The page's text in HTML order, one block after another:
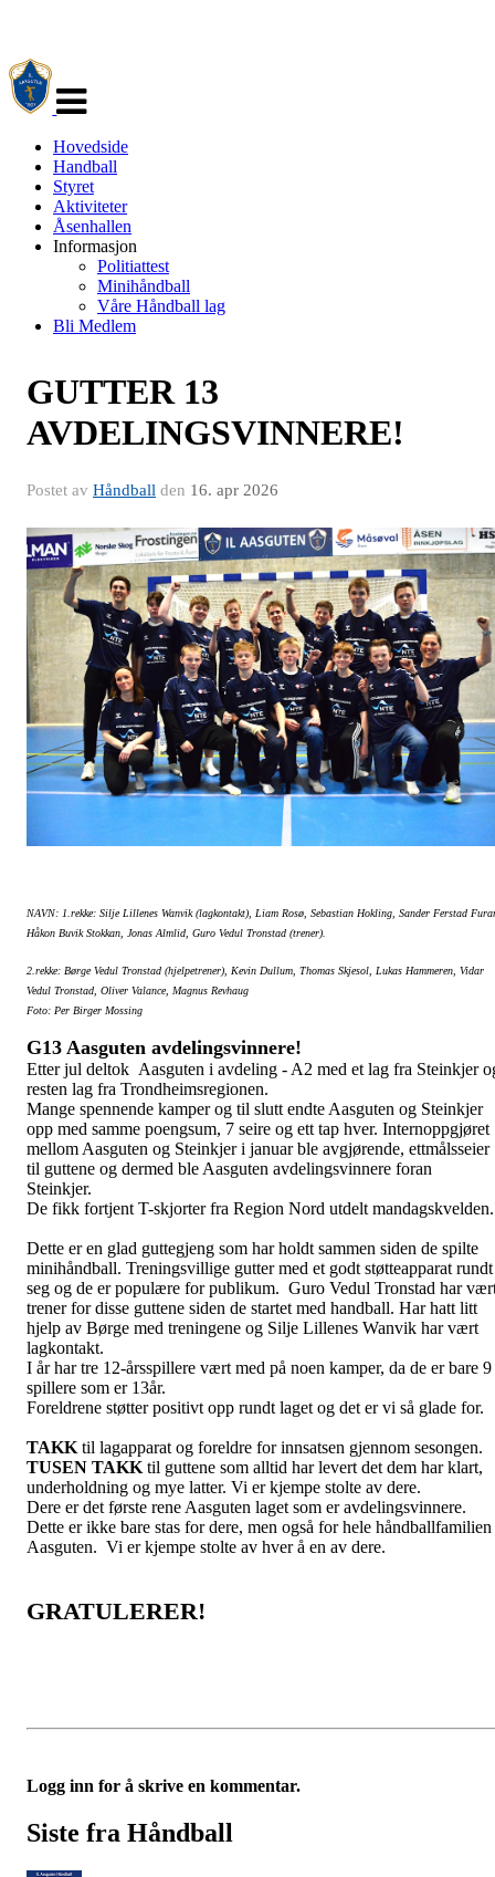
navigasjon
Hovedside
Handball
Styret
Aktiviteter
Åsenhallen
Informasjon
Politiattest
Minihåndball
Våre Håndball lag
Bli Medlem
GUTTER 13
AVDELINGSVINNERE!
Postet av Håndball den 16. apr 2026
NAVN: 1.rekke: Silje Lillenes Wanvik (lagkontakt), Liam Rosø, Sebastian Hokling, Sander Ferstad
Håkon Buvik Stokkan, Jonas Almlid, Guro Vedul Tronstad (trener).
2.rekke: Børge Vedul Tronstad (hjelpetrener), Kevin Dullum, Thomas Skjesol, Lukas Hammeren, Vidar
Vedul Tronstad, Oliver Valance, Magnus Revhaug
Foto: Per Birger Mossing
G13 Aasguten avdelingsvinnere!
Etter jul deltok Aasguten i avdeling - A2 med et lag fra Steinkjer
resten lag fra Trondheimsregionen.
Mange spennende kamper og til slutt endte Aasguten og Steinkjer
opp med samme poengsum, 7 seire og ett tap hver. Internoppgjøret
mellom Aasguten og Steinkjer i januar ble avgjørende, ettmålsseier
til guttene og dermed ble Aasguten avdelingsvinnere foran
Steinkjer.
De fikk fortjent T-skjorter fra Region Nord utdelt
Dette er en glad guttegjeng som har holdt sammen siden de spilte
minihåndball. Treningsvillige gutter med et godt støtteapparat rundt
seg og de er populære for publikum. Guro Vedul Tronstad har
trener for disse guttene siden de startet med handball. Har hatt litt
hjelp av Børge med treningene og Silje Lillenes Wanvik har vært
lagkontakt.
I år har tre 12-årsspillere vært med på noen kamper, da de er bare 9
spillere som er 13år.
Foreldrene støtter positivt opp rundt laget og det er vi så glade for.
TAKK til lagapparat og foreldre for innsatsen gjennom sesongen.
TUSEN TAKK til guttene som alltid har levert det dem har klart,
underholdning og mye latter. Vi er kjempe stolte av dere.
Dere er det første rene Aasguten laget som er avdelingsvinnere.
Dette er ikke bare stas for dere, men også for hele
Aasguten. Vi er kjempe stolte av hver å en av dere.
GRATULERER!
Logg inn for å skrive en kommentar.
Siste fra Håndball